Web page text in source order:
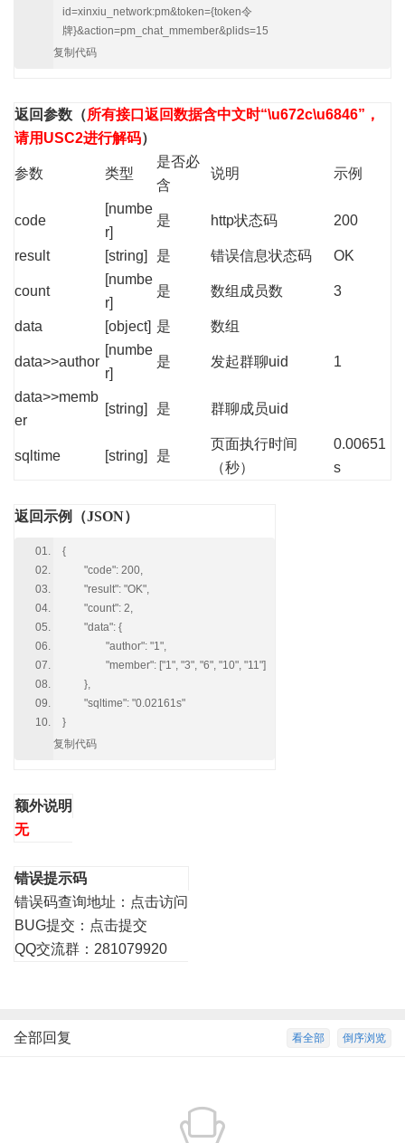
id=xinxiu_network:pm&token={token令
牌}&action=pm_chat_mmember&plids=15
复制代码
返回参数 （所有接口返回数据含中文时“\u672c\u6846”，
请用USC2进行解码）
参数 类型
是否必
含
说明 示例
code
[numbe
r]
是 http状态码 200
result [string] 是 错误信息状态码 OK
count
[numbe
r]
是 数组成员数 3
data [object] 是 数组
data>>author
[numbe
r]
是 发起群聊uid 1
data>>memb
er
[string] 是 群聊成员uid
sqltime [string] 是
页面执行时间
（秒）
0.00651
s
返回示例（JSON）
{
"code": 200,
"result": "OK",
"count": 2,
"data": {
"author": "1",
"member": ["1", "3", "6", "10", "11"]
},
"sqltime": "0.02161s"
}
复制代码
额外说明
无
错误提示码
错误码查询地址： 点击访问
BUG提交： 点击提交
QQ交流群：281079920
倒序浏览
看全部
全部回复